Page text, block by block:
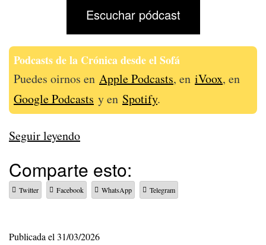
Escuchar pódcast
Podcasts de la Crónica desde el Sofá
Puedes oirnos en Apple Podcasts, en iVoox, en
Google Podcasts y en Spotify.
Seguir leyendo341
Hay
nuevo
de
Comparte esto:
Twitter Facebook WhatsApp Telegram
Publicada el31/03/2026